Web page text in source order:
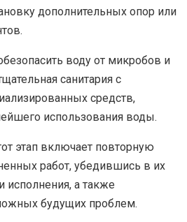
дополнительных опор или
воду от микробов и
санитария с
средств,
использования воды.
этап включает повторную
работ, убедившись в их
исполнения, а также
будущих проблем.